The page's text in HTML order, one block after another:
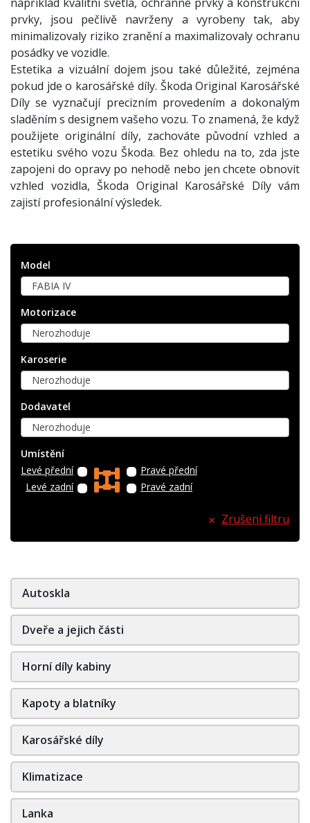
prvky, jsou pečlivě navrženy a vyrobeny tak, aby
minimalizovaly riziko zranění a maximalizovaly ochranu
posádky ve vozidle.
Estetika a vizuální dojem jsou také důležité, zejména
pokud jde o karosářské díly. Škoda Original Karosářské
Díly se vyznačují precizním provedením a dokonalým
sladěním s designem vašeho vozu. To znamená, že když
použijete originální díly, zachováte původní vzhled a
estetiku svého vozu Škoda. Bez ohledu na to, zda jste
zapojeni do opravy po nehodě nebo jen chcete obnovit
vzhled vozidla, Škoda Original Karosářské Díly vám
zajistí profesionální výsledek.
Model
FABIA IV
Motorizace
Nerozhoduje
Karoserie
Nerozhoduje
Dodavatel
Nerozhoduje
Umístění
Levé přední
Levé zadní
Pravé přední
Pravé zadní
Zrušení filtru
Autoskla
Dveře a jejich části
Horní díly kabiny
Kapoty a blatníky
Karosářské díly
Klimatizace
Lanka